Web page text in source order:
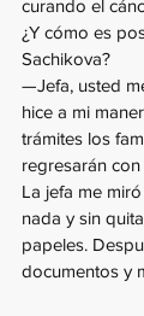
curando el
¿Y cómo es
Sachikova?
—Jefa, usted
hice a mi
trámites los
regresarán
La jefa me
nada y sin
papeles.
documentos y